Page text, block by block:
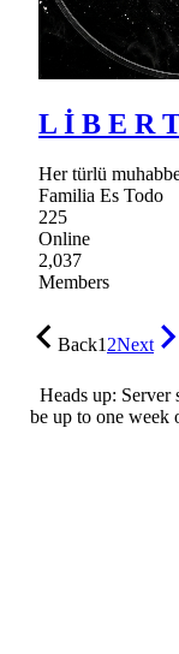
L İ B E R
Her türlü
Familia Es Todo
225
Online
2,037
Members
Back12Next
Heads up: Server
be up to one week